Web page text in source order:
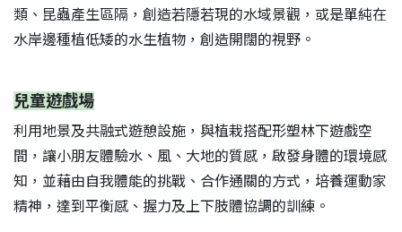
類、昆蟲產生區隔，創造若隱若現的水域景觀，或是單純在
水岸邊種植低矮的水生植物，創造開闊的視野。
兒童遊戲場
利用地景及共融式遊憩設施，與植栽搭配形塑林下遊戲空
間，讓小朋友體驗水、風、大地的質感，啟發身體的環境感
知，並藉由自我體能的挑戰、合作通關的方式，培養運動家
精神，達到平衡感、握力及上下肢體協調的訓練。